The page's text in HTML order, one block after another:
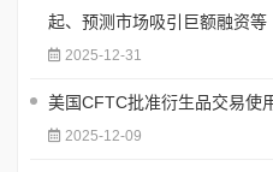
起、预测市场吸引巨额融资等
2025-12-31
美国CFTC批准衍生品交易使
2025-12-09